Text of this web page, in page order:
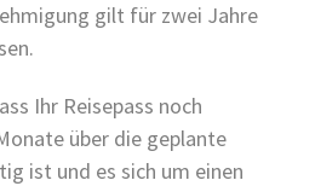
gilt für zwei Jahre
Ihr Reisepass noch
über die geplante
ist und es sich um einen